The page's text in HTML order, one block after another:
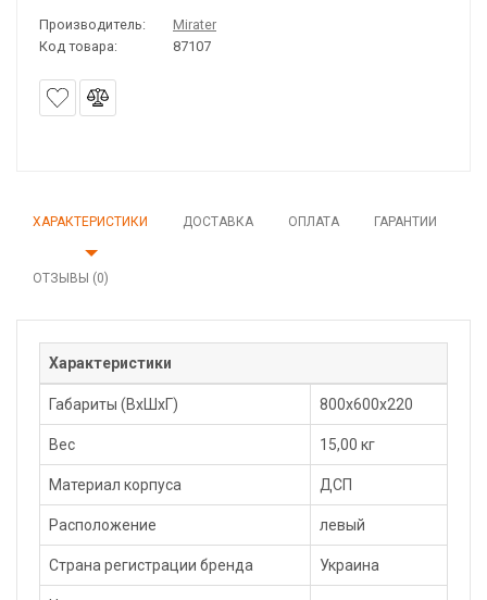
Производитель:
Mirater
Код товара:
87107
ХАРАКТЕРИСТИКИ ДОСТАВКА ОПЛАТА ГАРАНТИИ
ОТЗЫВЫ (0)
Характеристики
Габариты (ВхШхГ) 800x600x220
Вес 15,00 кг
Материал корпуса ДСП
Расположение левый
Страна регистрации бренда Украина